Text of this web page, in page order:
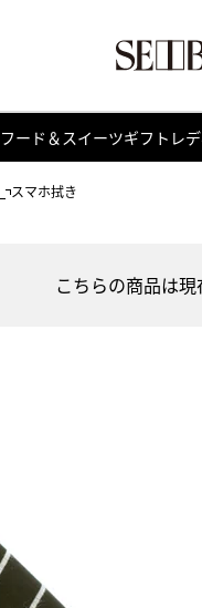
フード＆スイーツギフト レ
スマホ拭き
こちらの商品は現